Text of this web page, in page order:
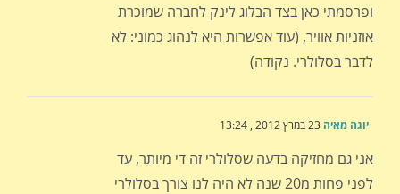
ופרסמתי כאן בצד הבלוג לינק לחברה שמוכרת
אוזניות אוויר, (עוד אפשרות היא לנהוג כמוני: לא
לדבר בסלולרי. נקודה)
יוגה מאיה
אני גם מחזיקה בדעה שסלולרי זה די מיותר, עד
לפני פחות מ20 שנה לא היה לנו צורך בסלולרי